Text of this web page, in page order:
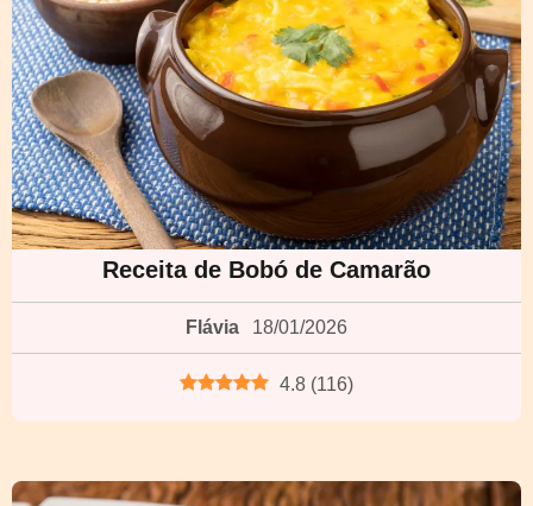
Receita de Bobó de Camarão
Flávia 18/01/2026
4.8 (116)